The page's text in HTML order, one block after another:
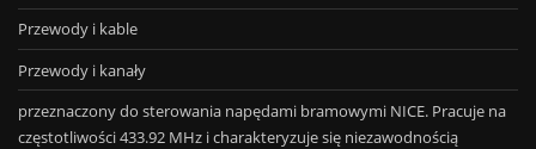
Przewody i kable
Przewody i kanały
przeznaczony do sterowania napędami bramowymi NICE. Pracuje na
częstotliwości 433.92 MHz i charakteryzuje się niezawodnością